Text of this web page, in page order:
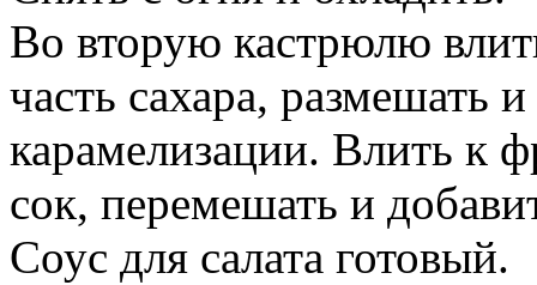
Во вторую кастрюлю
часть сахара, размешать
карамелизации. Влить к
сок, перемешать и
Соус для салата готовый.